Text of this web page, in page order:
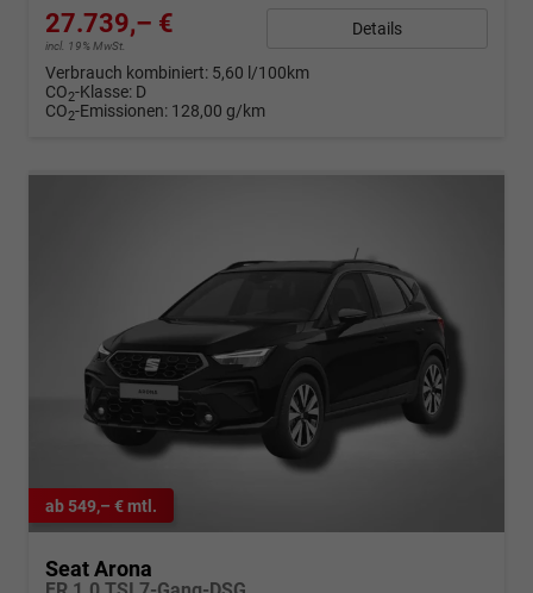
27.739,– €
incl. 19% MwSt.
Details
Verbrauch kombiniert: 5,60 l/100km
CO2-Klasse: D
CO2-Emissionen: 128,00 g/km
ab 549,– € mtl.
Seat Arona